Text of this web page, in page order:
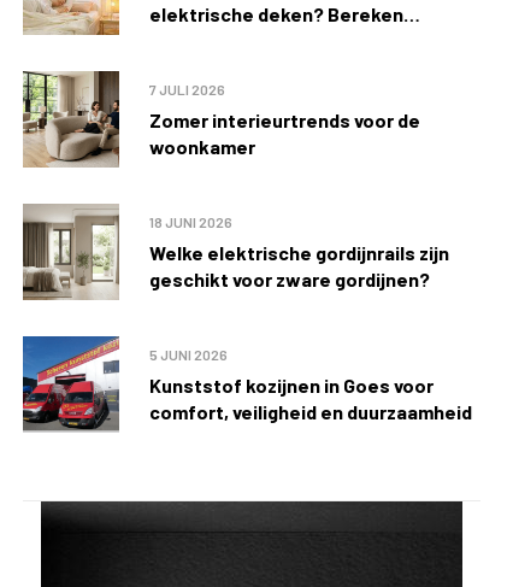
elektrische deken? Bereken
Zomer interieurtrends voor de
woonkamer
7 JULI 2026
Welke elektrische gordijnrails zijn
geschikt voor zware gordijnen?
18 JUNI 2026
Kunststof kozijnen in Goes voor
comfort, veiligheid en duurzaamheid
5 JUNI 2026